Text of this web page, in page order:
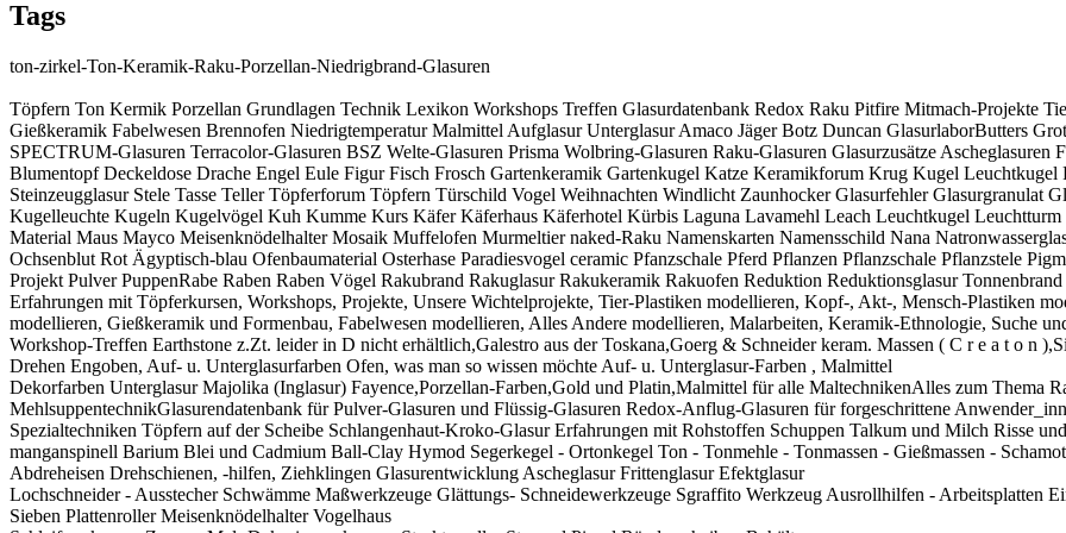
Tags
ton-zirkel-Ton-Keramik-Raku-Porzellan-Niedrigbrand-Glasuren
Töpfern Ton Kermik Porzellan Grundlagen Technik Lexikon Workshops Treffen Glasurdatenbank Redox Raku Pitfire Mitmach-Projekte
Gießkeramik Fabelwesen Brennofen Niedrigtemperatur Malmittel Aufglasur Unterglasur Amaco Jäger Botz Duncan GlasurlaborButters
SPECTRUM-Glasuren Terracolor-Glasuren BSZ Welte-Glasuren Prisma Wolbring-Glasuren Raku-Glasuren Glasurzusätze
Blumentopf Deckeldose Drache Engel Eule Figur Fisch Frosch Gartenkeramik Gartenkugel Katze Keramikforum Krug Kugel Leuchtkugel
Steinzeugglasur Stele Tasse Teller Töpferforum Töpfern Türschild Vogel Weihnachten Windlicht Zaunhocker Glasurfehler Glasurgranulat
Kugelleuchte Kugeln Kugelvögel Kuh Kumme Kurs Käfer Käferhaus Käferhotel Kürbis Laguna Lavamehl Leach Leuchtkugel
Material Maus Mayco Meisenknödelhalter Mosaik Muffelofen Murmeltier naked-Raku Namenskarten Namensschild Nana
Ochsenblut Rot Ägyptisch-blau Ofenbaumaterial Osterhase Paradiesvogel ceramic Pfanzschale Pferd Pflanzen Pflanzschale Pflanzstele
Projekt Pulver PuppenRabe Raben Raben Vögel Rakubrand Rakuglasur Rakukeramik Rakuofen Reduktion Reduktionsglasur
Erfahrungen mit Töpferkursen, Workshops, Projekte, Unsere Wichtelprojekte, Tier-Plastiken modellieren, Kopf-, Akt-, Mensch-Plastiken
modellieren, Gießkeramik und Formenbau, Fabelwesen modellieren, Alles Andere modellieren, Malarbeiten, Keramik-Ethnologie, Suche
Workshop-Treffen Earthstone z.Zt. leider in D nicht erhältlich,Galestro aus der Toskana,Goerg & Schneider keram. Massen ( C r e a t o n
Drehen Engoben, Auf- u. Unterglasurfarben Ofen, was man so wissen möchte Auf- u. Unterglasur-Farben , Malmittel
Dekorfarben Unterglasur Majolika (Inglasur) Fayence,Porzellan-Farben,Gold und Platin,Malmittel für alle MaltechnikenAlles zum Thema
MehlsuppentechnikGlasurendatenbank für Pulver-Glasuren und Flüssig-Glasuren Redox-Anflug-Glasuren für forgeschrittene
Spezialtechniken Töpfern auf der Scheibe Schlangenhaut-Kroko-Glasur Erfahrungen mit Rohstoffen Schuppen Talkum und Milch Risse
manganspinell Barium Blei und Cadmium Ball-Clay Hymod Segerkegel - Ortonkegel Ton - Tonmehle - Tonmassen - Gießmassen -
Abdreheisen Drehschienen, -hilfen, Ziehklingen Glasurentwicklung Ascheglasur Frittenglasur Efektglasur
Lochschneider - Ausstecher Schwämme Maßwerkzeuge Glättungs- Schneidewerkzeuge Sgraffito Werkzeug Ausrollhilfen - Arbeitsplatten
Sieben Plattenroller Meisenknödelhalter Vogelhaus